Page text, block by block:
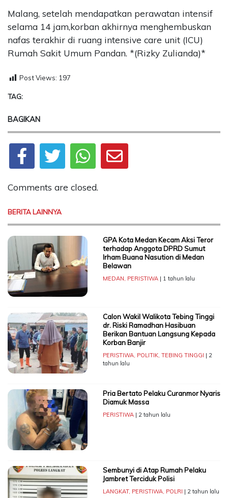
Malang, setelah mendapatkan perawatan intensif
selama 14 jam,korban akhirnya menghembuskan
nafas terakhir di ruang intensive care unit (ICU)
Rumah Sakit Umum Pandan. *(Rizky Zulianda)*
Post Views: 197
TAG:
BAGIKAN
Comments are closed.
BERITA LAINNYA
GPA Kota Medan Kecam Aksi Teror
terhadap Anggota DPRD Sumut
Irham Buana Nasution di Medan
Belawan
MEDAN, PERISTIWA| 1 tahun lalu
Calon Wakil Walikota Tebing Tinggi
dr. Riski Ramadhan Hasibuan
Berikan Bantuan Langsung Kepada
Korban Banjir
PERISTIWA, POLITIK, TEBING TINGGI | 2
tahun lalu
Pria Bertato Pelaku Curanmor Nyaris
Diamuk Massa
PERISTIWA| 2 tahun lalu
Sembunyi di Atap Rumah Pelaku
Jambret Terciduk Polisi
LANGKAT, PERISTIWA, POLRI | 2 tahun lalu